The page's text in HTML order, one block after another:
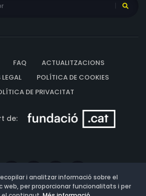
FAQ
ACTUALITZACIONS
POLÍTICA DE COOKIES
DE PRIVACITAT
de:
i analitzar informació sobre el
web, per proporcionar funcionalitats i per